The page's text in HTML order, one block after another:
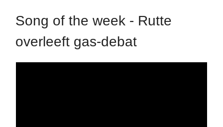
Song of the week - Rutte
overleeft gas-debat